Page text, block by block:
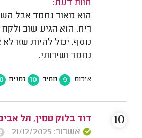
חוות דעת:
הוא מאוד נחמד אבל
ריח. הוא הגיע שוב
נוסף. יכול להיות שזו
נחמד ושירותי.
איכות 9 מחיר 10 זמנים
דוד בלוק טמין, תל
אשרור: 21/12/2025
10